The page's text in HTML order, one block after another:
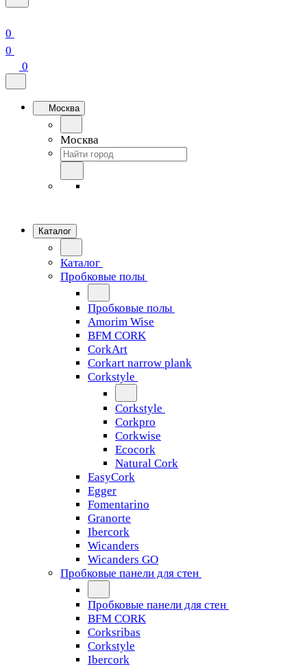
0
0
0
Москва
Москва
Каталог
Каталог
Пробковые полы
Пробковые полы
Amorim Wise
BFM CORK
CorkArt
Corkart narrow plank
Corkstyle
Corkstyle
Corkpro
Corkwise
Ecocork
Natural Cork
EasyCork
Egger
Fomentarino
Granorte
Ibercork
Wicanders
Wicanders GO
Пробковые панели для стен
Пробковые панели для стен
BFM CORK
Corksribas
Corkstyle
Ibercork